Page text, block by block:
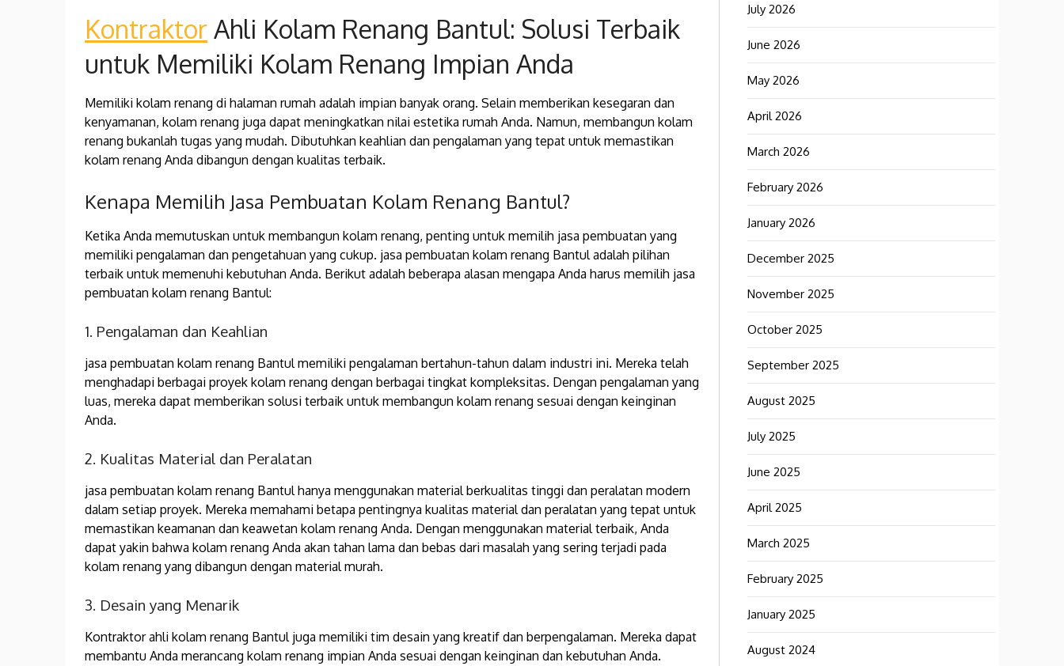
Kontraktor Ahli Kolam Renang Bantul: Solusi Terbaik
untuk Memiliki Kolam Renang Impian Anda
Memiliki kolam renang di halaman rumah adalah impian banyak orang. Selain memberikan kesegaran dan
kenyamanan, kolam renang juga dapat meningkatkan nilai estetika rumah Anda. Namun, membangun kolam
renang bukanlah tugas yang mudah. Dibutuhkan keahlian dan pengalaman yang tepat untuk memastikan
kolam renang Anda dibangun dengan kualitas terbaik.
Kenapa Memilih Jasa Pembuatan Kolam Renang Bantul?
Ketika Anda memutuskan untuk membangun kolam renang, penting untuk memilih jasa pembuatan yang
memiliki pengalaman dan pengetahuan yang cukup. jasa pembuatan kolam renang Bantul adalah pilihan
terbaik untuk memenuhi kebutuhan Anda. Berikut adalah beberapa alasan mengapa Anda harus memilih jasa
pembuatan kolam renang Bantul:
1. Pengalaman dan Keahlian
jasa pembuatan kolam renang Bantul memiliki pengalaman bertahun-tahun dalam industri ini. Mereka telah
menghadapi berbagai proyek kolam renang dengan berbagai tingkat kompleksitas. Dengan pengalaman yang
luas, mereka dapat memberikan solusi terbaik untuk membangun kolam renang sesuai dengan keinginan
Anda.
2. Kualitas Material dan Peralatan
jasa pembuatan kolam renang Bantul hanya menggunakan material berkualitas tinggi dan peralatan modern
dalam setiap proyek. Mereka memahami betapa pentingnya kualitas material dan peralatan yang tepat untuk
memastikan keamanan dan keawetan kolam renang Anda. Dengan menggunakan material terbaik, Anda
dapat yakin bahwa kolam renang Anda akan tahan lama dan bebas dari masalah yang sering terjadi pada
kolam renang yang dibangun dengan material murah.
3. Desain yang Menarik
Kontraktor ahli kolam renang Bantul juga memiliki tim desain yang kreatif dan berpengalaman. Mereka dapat
membantu Anda merancang kolam renang impian Anda sesuai dengan keinginan dan kebutuhan Anda.
July 2026
June 2026
May 2026
April 2026
March 2026
February 2026
January 2026
December 2025
November 2025
October 2025
September 2025
August 2025
July 2025
June 2025
April 2025
March 2025
February 2025
January 2025
August 2024